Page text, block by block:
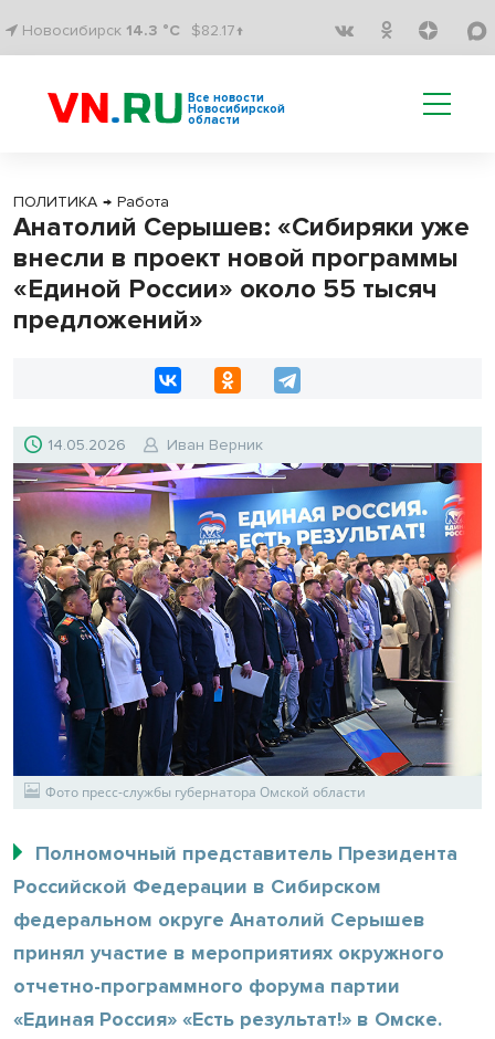
Новосибирск 14.3 °C $82.17↑
Все новости
Новосибирской
области
ПОЛИТИКА → Работа
Анатолий Серышев: «Сибиряки уже
внесли в проект новой программы
«Единой России» около 55 тысяч
предложений»
14.05.2026 Иван Верник
Фото пресс-службы губернатора Омской области
Полномочный представитель Президента
Российской Федерации в Сибирском
федеральном округе Анатолий Серышев
принял участие в мероприятиях окружного
отчетно-программного форума партии
«Единая Россия» «Есть результат!» в Омске.